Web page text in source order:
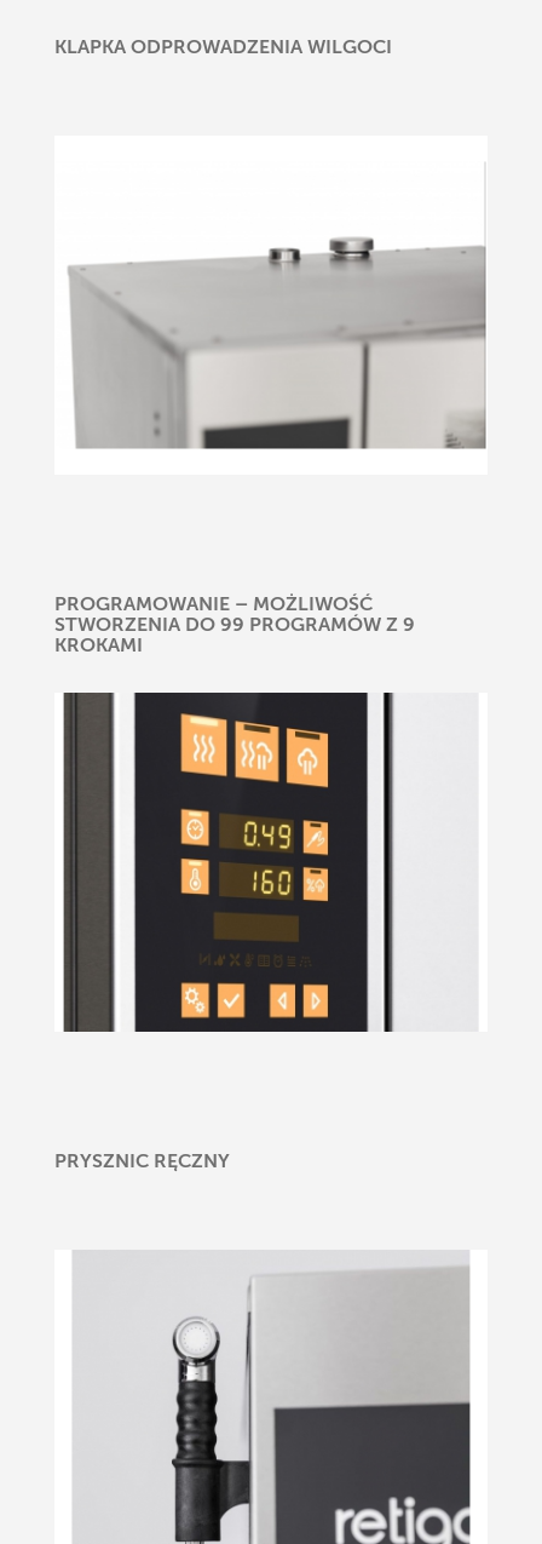
KLAPKA ODPROWADZENIA WILGOCI
PROGRAMOWANIE – MOŻLIWOŚĆ
STWORZENIA DO 99 PROGRAMÓW Z 9
KROKAMI
PRYSZNIC RĘCZNY